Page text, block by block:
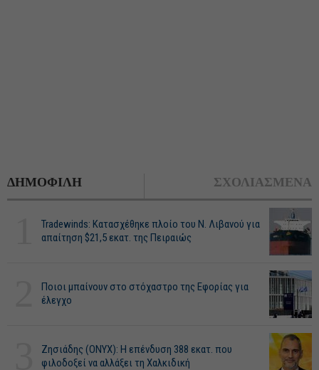
ΔΗΜΟΦΙΛΗ ΣΧΟΛΙΑΣΜΕΝΑ
Tradewinds: Κατασχέθηκε πλοίο του Ν. Λιβανού για
απαίτηση $21,5 εκατ. της Πειραιώς
Ποιοι μπαίνουν στο στόχαστρο της Εφορίας για
έλεγχο
Ζησιάδης (ONYX): Η επένδυση 388 εκατ. που
φιλοδοξεί να αλλάξει τη Χαλκιδική